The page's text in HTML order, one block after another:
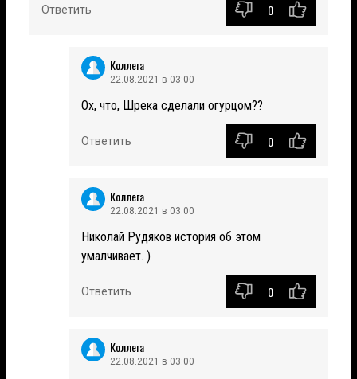
Ответить 0
Коллега
22.08.2021 в 03:00
Ох, что, Шрека сделали огурцом??
Ответить 0
Коллега
22.08.2021 в 03:00
Николай Рудяков история об этом
умалчивает. )
Ответить 0
Коллега
22.08.2021 в 03:00